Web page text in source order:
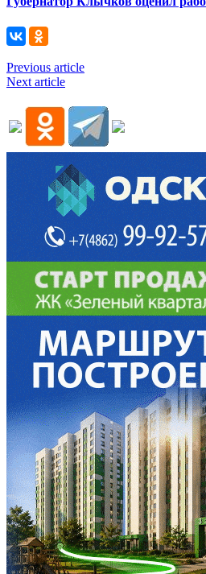
Previous article
Next article